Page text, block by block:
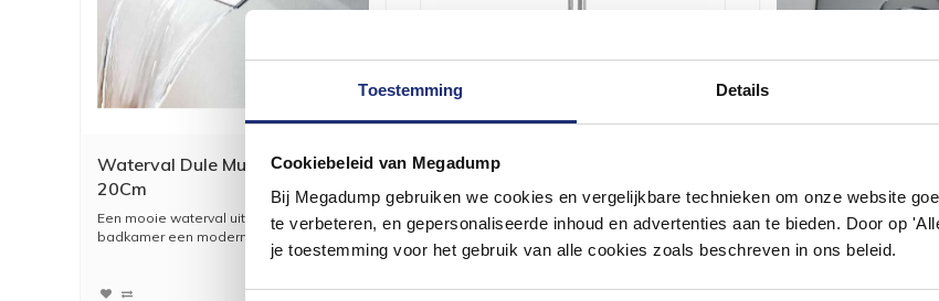
Toestemming Details
Cookiebeleid van Megadump
Bij Megadump gebruiken we cookies en vergelijkbare technieken om onze website
te verbeteren, en gepersonaliseerde inhoud en advertenties aan te bieden. Door op
je toestemming voor het gebruik van alle cookies zoals beschreven in ons beleid.
Waterval Dule Muuruitloop
20Cm
Een mooie waterval uitloop die uw
badkamer een moderne uitst...
408,98
338,00
Glijstangset Newjax Staaf
Handdouche
Een mooie glijstang set voor in uw
182,71
151,00
Perfecte oplossing
inbouwgedeelte van de